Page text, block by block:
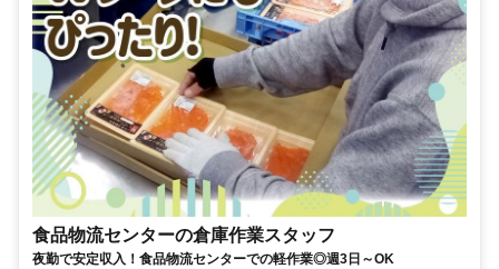
食品物流センターの倉庫作業スタッフ
夜勤で安定収入！食品物流センターでの軽作業◎週3日～OK